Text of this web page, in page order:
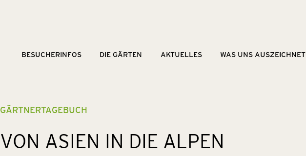
Navigation
BESUCHERINFOS DIE GÄRTEN AKTUELLES WAS UNS AUSZEICHNET
GÄRTNERTAGEBUCH
VON ASIEN IN DIE ALPEN